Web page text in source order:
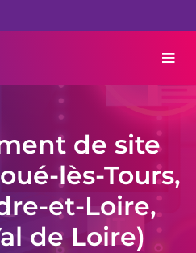
de site
lès-Tours,
et-Loire,
de Loire)